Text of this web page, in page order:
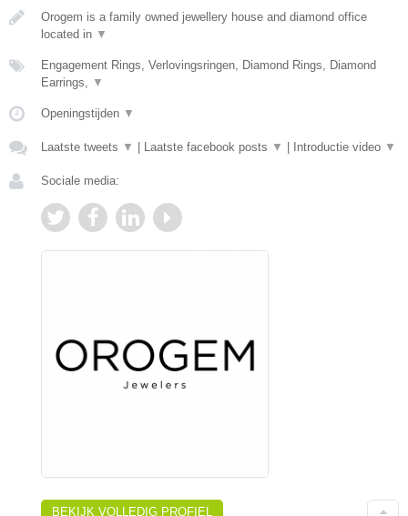
Orogem is a family owned jewellery house and diamond office
located in ▼
Engagement Rings, Verlovingsringen, Diamond Rings, Diamond
Earrings, ▼
Openingstijden ▼
Laatste tweets ▼ Laatste facebook posts ▼ Introductie video ▼
Sociale media:
BEKIJK VOLLEDIG PROFIEL